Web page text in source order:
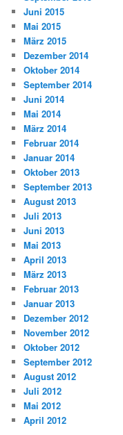
Juni 2015
Mai 2015
März 2015
Dezember 2014
Oktober 2014
September 2014
Juni 2014
Mai 2014
März 2014
Februar 2014
Januar 2014
Oktober 2013
September 2013
August 2013
Juli 2013
Juni 2013
Mai 2013
April 2013
März 2013
Februar 2013
Januar 2013
Dezember 2012
November 2012
Oktober 2012
September 2012
August 2012
Juli 2012
Mai 2012
April 2012